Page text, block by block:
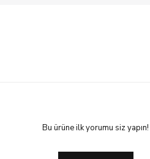
Bu ürüne ilk yorumu siz yapın!